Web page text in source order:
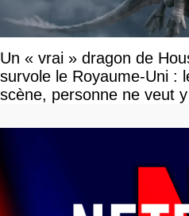
Un « vrai » dragon de
survole le Royaume-Uni :
scène, personne ne veut